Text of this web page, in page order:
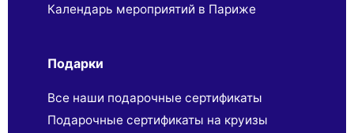
Календарь мероприятий в Париже
Подарки
Все наши подарочные сертификаты
Подарочные сертификаты на круизы